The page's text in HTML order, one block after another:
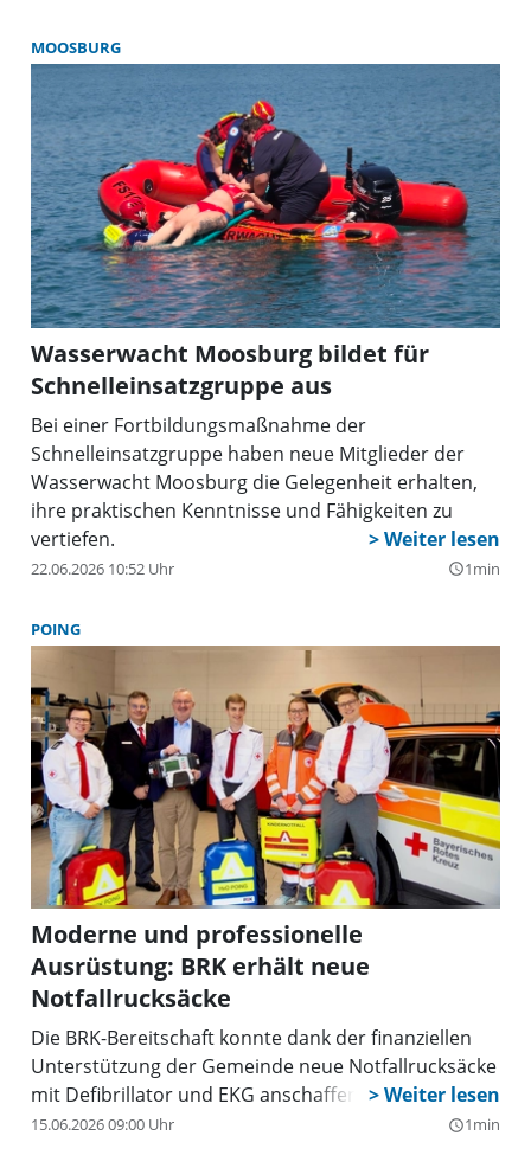
MOOSBURG
Wasserwacht Moosburg bildet für
Schnelleinsatzgruppe aus
Bei einer Fortbildungsmaßnahme der
Schnelleinsatzgruppe haben neue Mitglieder der
Wasserwacht Moosburg die Gelegenheit erhalten,
ihre praktischen Kenntnisse und Fähigkeiten zu
vertiefen.
22.06.2026 10:52 Uhr query_builder1min
POING
Moderne und professionelle
Ausrüstung: BRK erhält neue
Notfallrucksäcke
Die BRK-Bereitschaft konnte dank der finanziellen
Unterstützung der Gemeinde neue Notfallrucksäcke
mit Defibrillator und EKG anschaffen.
15.06.2026 09:00 Uhr query_builder1min